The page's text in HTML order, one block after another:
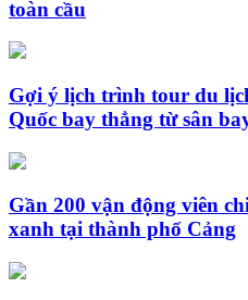
toàn cầu
Gợi ý lịch trình tour du
Quốc bay thẳng từ sân
Gần 200 vận động viên
xanh tại thành phố Cảng